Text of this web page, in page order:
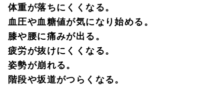
体重が落ちにくくなる。
血圧や血糖値が気になり始める。
膝や腰に痛みが出る。
疲労が抜けにくくなる。
姿勢が崩れる。
階段や坂道がつらくなる。